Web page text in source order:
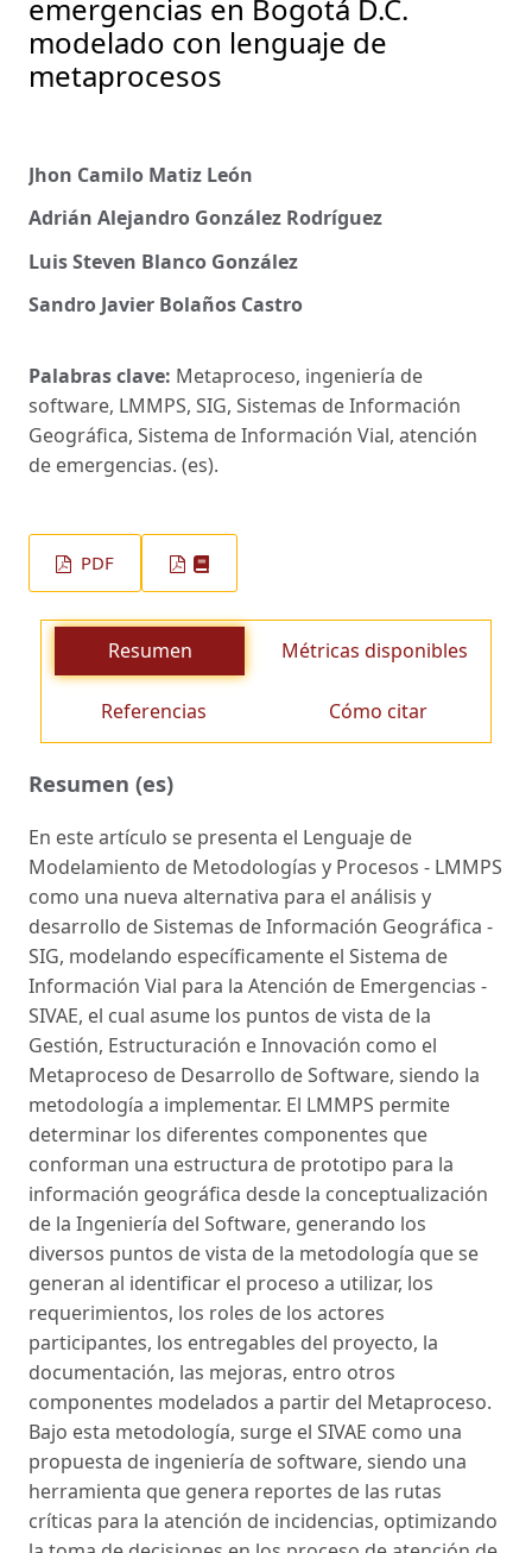
emergencias en Bogotá D.C.
modelado con lenguaje de
metaprocesos
Jhon Camilo Matiz León
Adrián Alejandro González Rodríguez
Luis Steven Blanco González
Sandro Javier Bolaños Castro
Palabras clave: Metaproceso, ingeniería de
software, LMMPS, SIG, Sistemas de Información
Geográfica, Sistema de Información Vial, atención
de emergencias. (es).
PDF
Resumen Métricas disponibles
Referencias Cómo citar
Resumen (es)
En este artículo se presenta el Lenguaje de
Modelamiento de Metodologías y Procesos - LMMPS
como una nueva alternativa para el análisis y
desarrollo de Sistemas de Información Geográfica -
SIG, modelando específicamente el Sistema de
Información Vial para la Atención de Emergencias -
SIVAE, el cual asume los puntos de vista de la
Gestión, Estructuración e Innovación como el
Metaproceso de Desarrollo de Software, siendo la
metodología a implementar. El LMMPS permite
determinar los diferentes componentes que
conforman una estructura de prototipo para la
información geográfica desde la conceptualización
de la Ingeniería del Software, generando los
diversos puntos de vista de la metodología que se
generan al identificar el proceso a utilizar, los
requerimientos, los roles de los actores
participantes, los entregables del proyecto, la
documentación, las mejoras, entro otros
componentes modelados a partir del Metaproceso.
Bajo esta metodología, surge el SIVAE como una
propuesta de ingeniería de software, siendo una
herramienta que genera reportes de las rutas
críticas para la atención de incidencias, optimizando